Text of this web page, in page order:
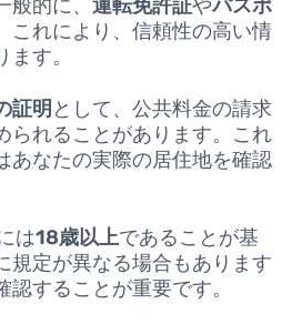
的に、 運転免許証やパスポ
これにより、信頼性の高い情
す。
証明 として、公共料金の請求
られることがあります。これ
あなたの実際の居住地を確認
は18歳以上であることが基
規定が異なる場合もあります
することが重要です。